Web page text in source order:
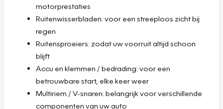
motorprestaties
Ruitenwisserbladen: voor een streeploos zicht bij
regen
Ruitensproeiers: zodat uw voorruit altijd schoon
blijft
Accu en klemmen / bedrading: voor een
betrouwbare start, elke keer weer
Multiriem / V-snaren: belangrijk voor verschillende
componenten van uw auto